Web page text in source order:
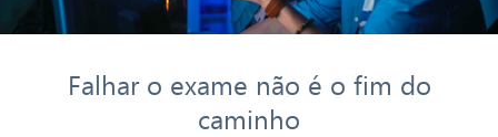
Falhar o exame não é o fim do
caminho